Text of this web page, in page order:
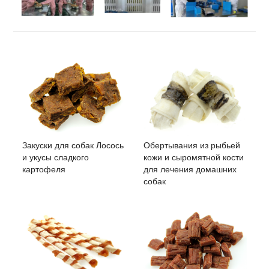
Закуски для собак Лосось
и укусы сладкого
картофеля
Обертывания из рыбьей
кожи и сыромятной кости
для лечения домашних
собак